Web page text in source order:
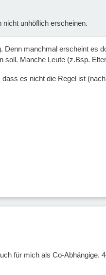
unhöflich erscheinen.
Denn manchmal erscheint es
soll. Manche Leute (z.Bsp.
es nicht die Regel ist (nach
für mich als Co-Abhängige.